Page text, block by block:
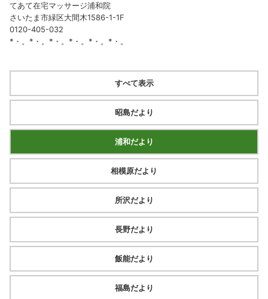
てあて在宅マッサージ浦和院
さいたま市緑区大間木1586-1-1F
0120-405-032
*・。*・。*・。*・。*・。*・。
すべて表示
昭島だより
浦和だより
相模原だより
所沢だより
長野だより
飯能だより
福島だより